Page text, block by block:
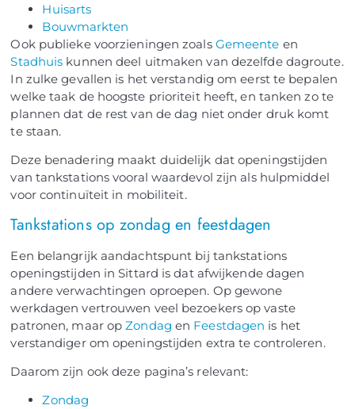
Huisarts
Bouwmarkten
Ook publieke voorzieningen zoals Gemeente en
Stadhuis kunnen deel uitmaken van dezelfde dagroute.
In zulke gevallen is het verstandig om eerst te bepalen
welke taak de hoogste prioriteit heeft, en tanken zo te
plannen dat de rest van de dag niet onder druk komt
te staan.
Deze benadering maakt duidelijk dat openingstijden
van tankstations vooral waardevol zijn als hulpmiddel
voor continuïteit in mobiliteit.
Tankstations op zondag en feestdagen
Een belangrijk aandachtspunt bij tankstations
openingstijden in Sittard is dat afwijkende dagen
andere verwachtingen oproepen. Op gewone
werkdagen vertrouwen veel bezoekers op vaste
patronen, maar opZondag en Feestdagen is het
verstandiger om openingstijden extra te controleren.
Daarom zijn ook deze pagina’s relevant:
Zondag